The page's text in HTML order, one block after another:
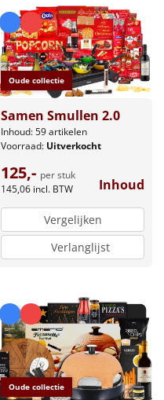
Oude collectie
Samen Smullen 2.0
Inhoud: 59 artikelen
Voorraad: Uitverkocht
125,- per stuk
145,06 incl. BTW Inhoud
Vergelijken
Verlanglijst
Oude collectie